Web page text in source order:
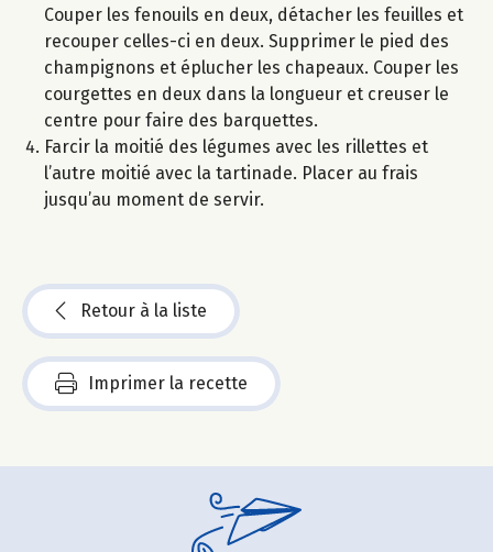
Couper les fenouils en deux, détacher les feuilles et
recouper celles-ci en deux. Supprimer le pied des
champignons et éplucher les chapeaux. Couper les
courgettes en deux dans la longueur et creuser le
centre pour faire des barquettes.
Farcir la moitié des légumes avec les rillettes et
l’autre moitié avec la tartinade. Placer au frais
jusqu’au moment de servir.
Retour à la liste
Imprimer la recette